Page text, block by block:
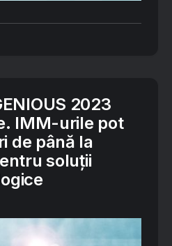
2023
IMM-urile pot
de până la
soluții